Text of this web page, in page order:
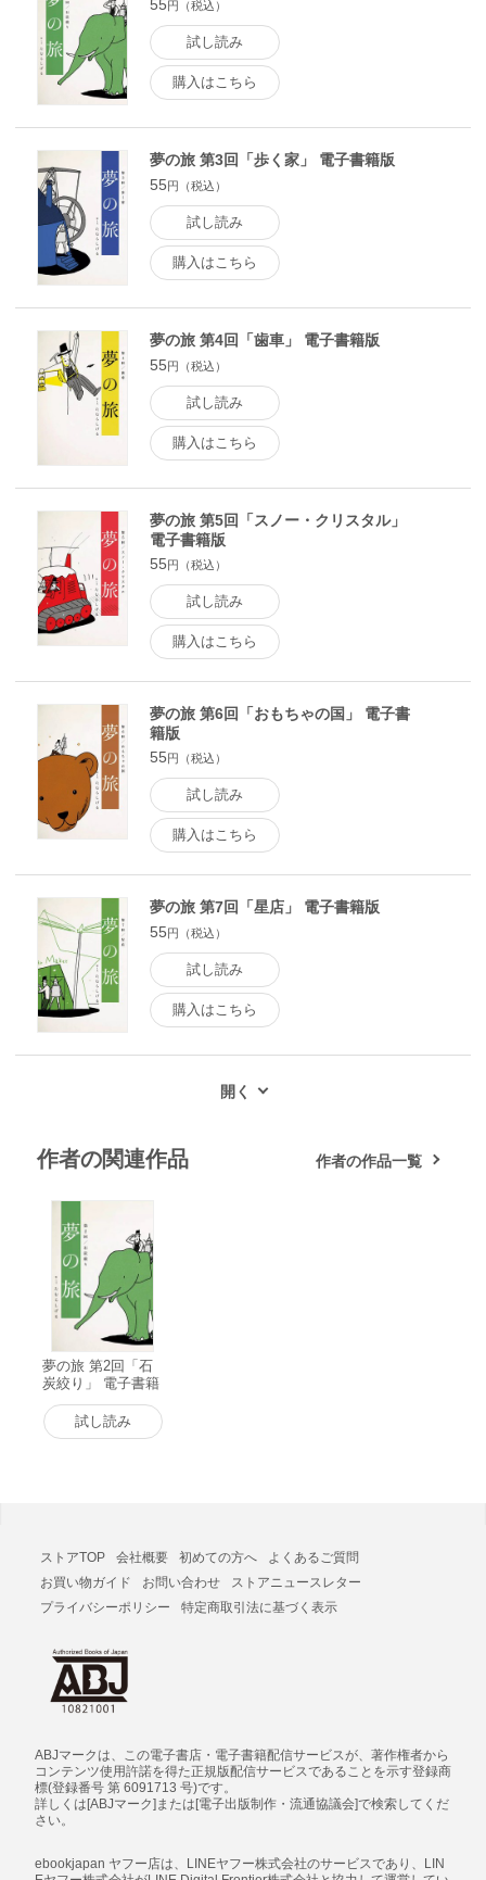
55円（税込）
試し読み
購入はこちら
夢の旅 第3回「歩く家」 電子書籍版
55円（税込）
試し読み
購入はこちら
夢の旅 第4回「歯車」 電子書籍版
55円（税込）
試し読み
購入はこちら
夢の旅 第5回「スノー・クリスタル」
電子書籍版
55円（税込）
試し読み
購入はこちら
夢の旅 第6回「おもちゃの国」 電子書
籍版
55円（税込）
試し読み
購入はこちら
夢の旅 第7回「星店」 電子書籍版
55円（税込）
試し読み
購入はこちら
作者の関連作品 作者の作品一覧
夢の旅 第2回「石
炭絞り」 電子書籍
試し読み
ストアTOP 会社概要 初めての方へ
よくあるご質問
お買い物ガイド
お問い合わせ
ストアニュースレター
プライバシーポリシー
特定商取引法に基づく表示
ABJマークは、この電子書店・電子書籍配信サービスが、著作権者から
コンテンツ使用許諾を得た正規版配信サービスであることを示す登録商
標(登録番号 第 6091713 号)です。
詳しくは[ABJマーク]または[電子出版制作・流通協議会]で検索してくだ
さい。
ebookjapan ヤフー店は、LINEヤフー株式会社のサービスであり、LIN